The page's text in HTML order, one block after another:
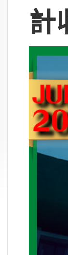
計